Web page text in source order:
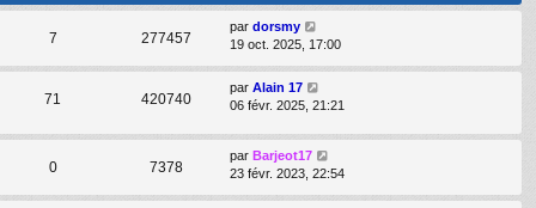
r
7 277457
par dorsmy
19 oct. 2025, 17:00
71 420740
par Alain 17
06 févr. 2025, 21:21
0 7378
par Barjeot17
23 févr. 2023, 22:54